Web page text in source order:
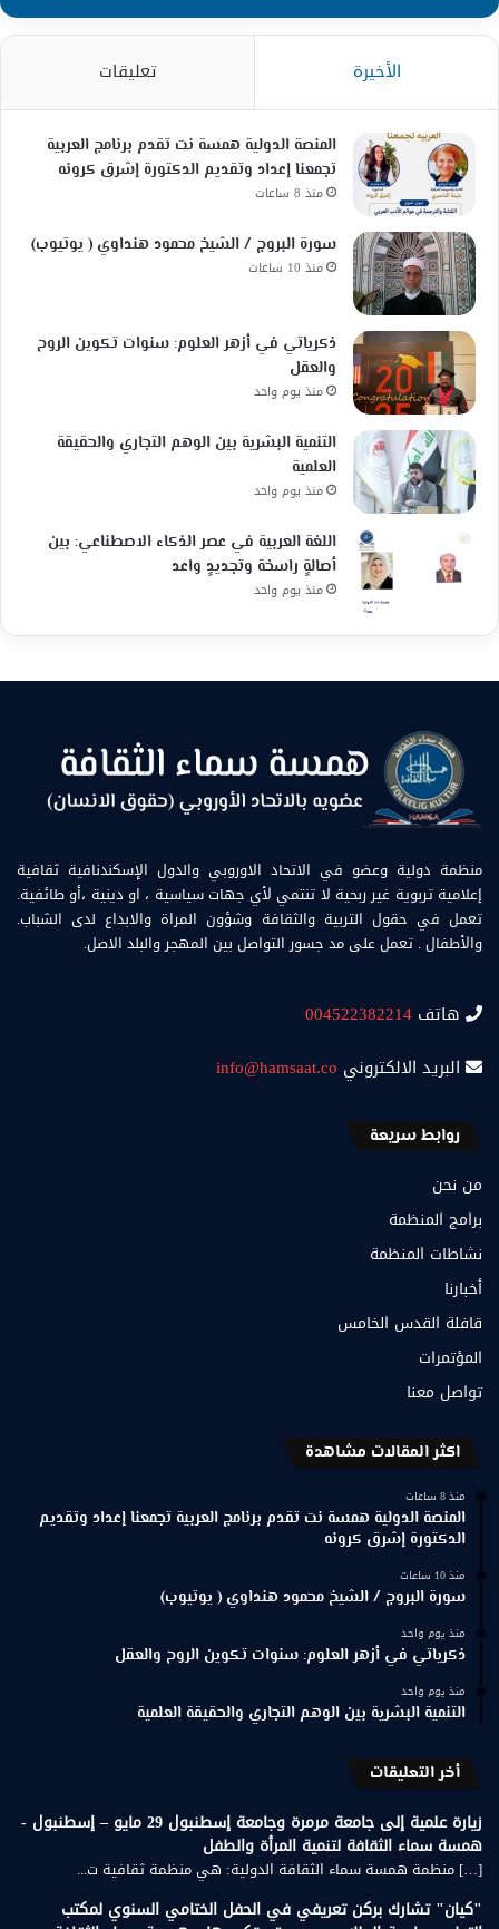
الأخيرة تعليقات
المنصة الدولية همسة نت تقدم برنامج العربية
تجمعنا إعداد وتقديم الدكتورة إشرق كرونه
منذ 8 ساعات
سورة البروج / الشيخ محمود هنداوي ( يوتيوب)
منذ 10 ساعات
ذكرياتي في أزهر العلوم: سنوات تكوين الروح
والعقل
منذ يوم واحد
التنمية البشرية بين الوهم التجاري والحقيقة
العلمية
منذ يوم واحد
اللغة العربية في عصر الذكاء الاصطناعي: بين
أصالةٍ راسخة وتجديدٍ واعد
منذ يوم واحد
منظمة دولية وعضو في الاتحاد الاوروبي والدول الإسكندنافية ثقافية
إعلامية تربوية غير ربحية لا تنتمي لأي جهات سياسية ، او دينية ،أو طائفية.
تعمل في حقول التربية والثقافة وشؤون المراة والابداع لدى الشباب.
والأطفال . تعمل على مد جسور التواصل بين المهجر والبلد الاصل.
هاتف 004522382214
البريد الالكتروني info@hamsaat.co
روابط سريعة
من نحن
برامج المنظمة
نشاطات المنظمة
أخبارنا
قافلة القدس الخامس
المؤتمرات
تواصل معنا
اكثر المقالات مشاهدة
منذ 8 ساعات
المنصة الدولية همسة نت تقدم برنامج العربية تجمعنا إعداد وتقديم
الدكتورة إشرق كرونه
منذ 10 ساعات
سورة البروج / الشيخ محمود هنداوي ( يوتيوب)
منذ يوم واحد
ذكرياتي في أزهر العلوم: سنوات تكوين الروح والعقل
منذ يوم واحد
التنمية البشرية بين الوهم التجاري والحقيقة العلمية
أخر التعليقات
زيارة علمية إلى جامعة مرمرة وجامعة إسطنبول 29 مايو – إسطنبول -
همسة سماء الثقافة لتنمية المرأة والطفل
[…] منظمة همسة سماء الثقافة الدولية: هي منظمة ثقافية ت...
"كيان" تشارك بركن تعريفي في الحفل الختامي السنوي لمكتب